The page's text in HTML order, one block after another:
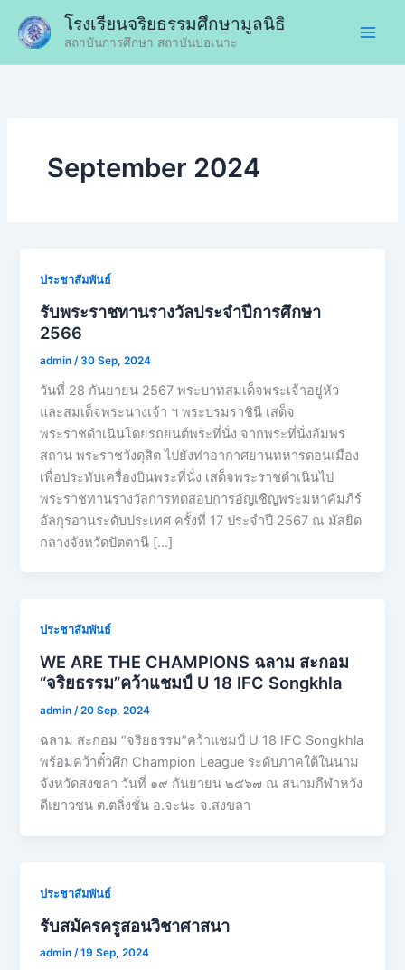
content
โรงเรียนจริยธรรมศึกษามูลนิธิ
สถาบันการศึกษา สถาบันปอเนาะ
September 2024
ประชาสัมพันธ์
รับพระราชทานรางวัลประจำปีการศึกษา
2566
admin /30 Sep, 2024
วันที่ 28 กันยายน 2567 พระบาทสมเด็จพระเจ้าอยู่หัว
และสมเด็จพระนางเจ้า ฯ พระบรมราชินี เสด็จ
พระราชดำเนินโดยรถยนต์พระที่นั่ง จากพระที่นั่งอัมพร
สถาน พระราชวังดุสิต ไปยังท่าอากาศยานทหารดอนเมือง
เพื่อประทับเครื่องบินพระที่นั่ง เสด็จพระราชดำเนินไป
พระราชทานรางวัลการทดสอบการอัญเชิญพระมหาคัมภีร์
อัลกุรอานระดับประเทศ ครั้งที่ 17 ประจำปี 2567 ณ มัสยิด
กลางจังหวัดปัตตานี […]
ประชาสัมพันธ์
WE ARE THE CHAMPIONS ฉลาม สะกอม
“จริยธรรม”คว้าแชมป์ U 18 IFC Songkhla
admin/20 Sep, 2024
ฉลาม สะกอม “จริยธรรม”คว้าแชมป์ U 18 IFC Songkhla
พร้อมคว้าตั๋วศึก Champion League ระดับภาคใต้ในนาม
จังหวัดสงขลา วันที่ ๑๙ กันยายน ๒๕๖๗ ณ สนามกีฬาหวัง
ดีเยาวชน ต.ตลิ่งชั่น อ.จะนะ จ.สงขลา
ประชาสัมพันธ์
รับสมัครครูสอนวิชาศาสนา
admin/19 Sep, 2024